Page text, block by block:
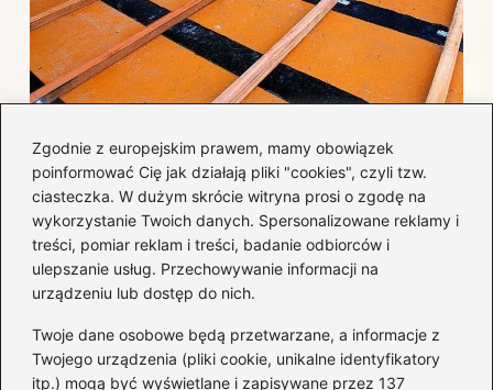
Zgodnie z europejskim prawem, mamy obowiązek
poinformować Cię jak działają pliki "cookies", czyli tzw.
ciasteczka. W dużym skrócie witryna prosi o zgodę na
wykorzystanie Twoich danych. Spersonalizowane reklamy i
treści, pomiar reklam i treści, badanie odbiorców i
ulepszanie usług. Przechowywanie informacji na
urządzeniu lub dostęp do nich.
Twoje dane osobowe będą przetwarzane, a informacje z
Twojego urządzenia (pliki cookie, unikalne identyfikatory
itp.) mogą być wyświetlane i zapisywane przez 137
Jak efektywnie wykończyć taras
betonowy, by uniknąć najczęstszych
błędów i kosztów?
Kategorie
Aranżacja wnętrz (282)
Dom(171)